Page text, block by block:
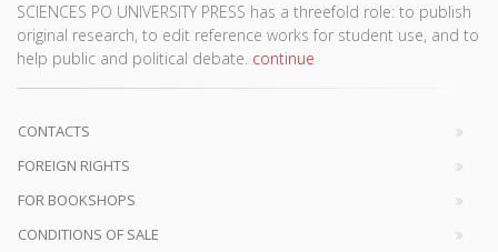
SCIENCES PO UNIVERSITY PRESS has a threefold role: to publish
original research, to edit reference works for student use, and to
help public and political debate. continue
CONTACTS
FOREIGN RIGHTS
FOR BOOKSHOPS
CONDITIONS OF SALE